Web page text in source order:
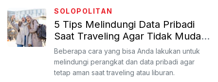
SOLOPOLITAN
5 Tips Melindungi Data Pribadi
Saat Traveling Agar Tidak Mudah
Diretas
Beberapa cara yang bisa Anda lakukan untuk
melindungi perangkat dan data pribadi agar
tetap aman saat traveling atau liburan.